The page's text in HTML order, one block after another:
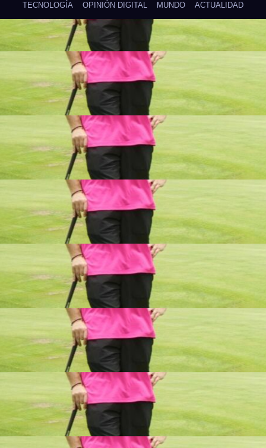
TECNOLOGÍA OPINIÓN DIGITAL MUNDO ACTUALIDAD